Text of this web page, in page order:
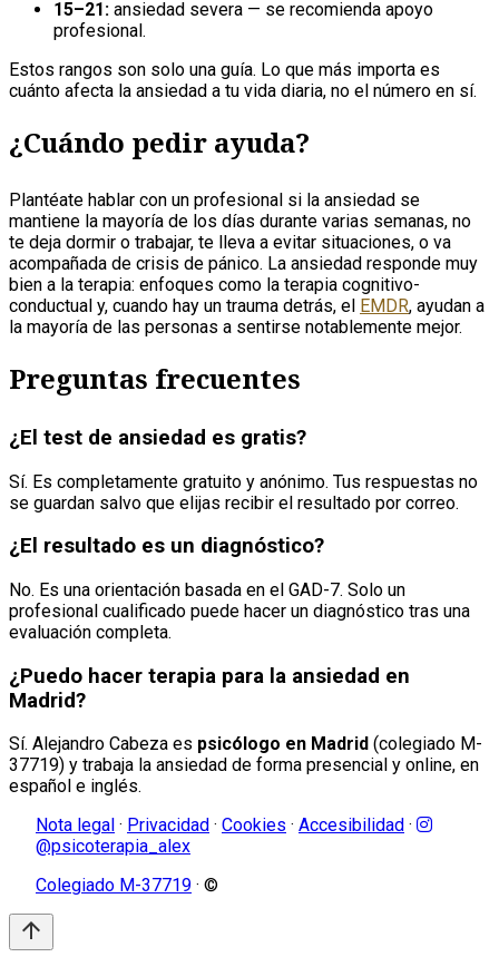
15–21: ansiedad severa — se recomienda apoyo
profesional.
Estos rangos son solo una guía. Lo que más importa es
cuánto afecta la ansiedad a tu vida diaria, no el número en sí.
¿Cuándo pedir ayuda?
Plantéate hablar con un profesional si la ansiedad se
mantiene la mayoría de los días durante varias semanas, no
te deja dormir o trabajar, te lleva a evitar situaciones, o va
acompañada de crisis de pánico. La ansiedad responde muy
bien a la terapia: enfoques como la terapia cognitivo-
conductual y, cuando hay un trauma detrás, el EMDR, ayudan a
la mayoría de las personas a sentirse notablemente mejor.
Preguntas frecuentes
¿El test de ansiedad es gratis?
Sí. Es completamente gratuito y anónimo. Tus respuestas no
se guardan salvo que elijas recibir el resultado por correo.
¿El resultado es un diagnóstico?
No. Es una orientación basada en el GAD-7. Solo un
profesional cualificado puede hacer un diagnóstico tras una
evaluación completa.
¿Puedo hacer terapia para la ansiedad en
Madrid?
Sí. Alejandro Cabeza es psicólogo en Madrid (colegiado M-
37719) y trabaja la ansiedad de forma presencial y online, en
español e inglés.
Nota legal · Privacidad · Cookies · Accesibilidad ·
@psicoterapia_alex
Colegiado M-37719 · ©
arrow_upward